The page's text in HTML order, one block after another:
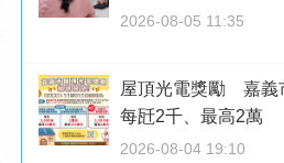
2026-08-05 11:35
屋頂光電獎勵 嘉義
每瓩2千、最高2萬
2026-08-04 19:10